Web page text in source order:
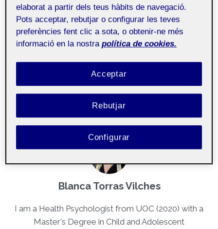
Date: 1st October 2024
Etiquetes
#atlas.ti #qualitative analysis
Blanca Torras Vilches
I am a Health Psychologist from UOC (2020) with a
Master's Degree in Child and Adolescent
elaborat a partir dels teus hàbits de navegació.
Pots acceptar, rebutjar o configurar les teves
preferències fent clic a sota, o obtenir-ne més
informació en la nostra política de cookies.
Rebutjar
Acceptar
Configurar